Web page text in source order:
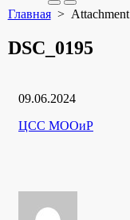
Search
Toggle
Меню
Главная> Attachment
DSC_0195
Дата
09.06.2024
Рубрики
Автор
ЦСС МООиР